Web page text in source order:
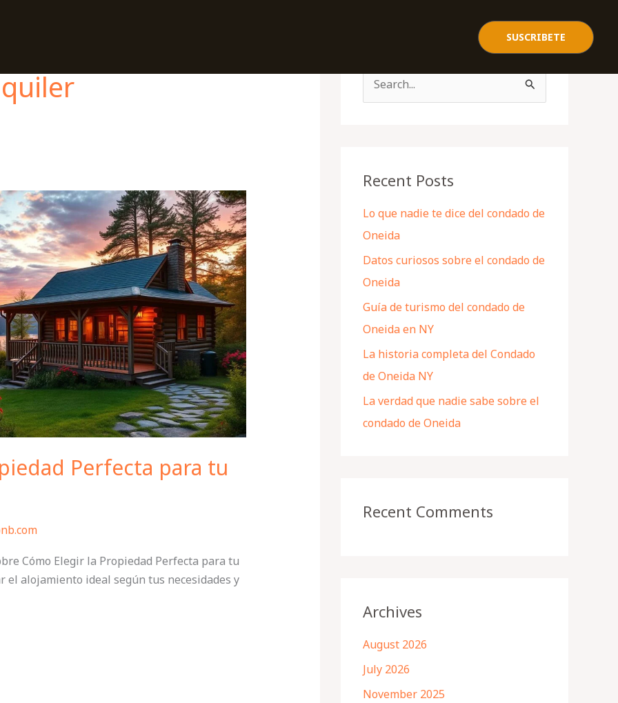
SUSCRIBETE
Perfecta para tu
Cómo Elegir la Propiedad Perfecta para tu
el alojamiento ideal según tus necesidades y
c
f
o
r
:
Recent Posts
Lo que nadie te dice del condado de
Oneida
Datos curiosos sobre el condado de
Oneida
Guía de turismo del condado de
Oneida en NY
La historia completa del Condado
de Oneida NY
La verdad que nadie sabe sobre el
condado de Oneida
Recent Comments
Archives
August 2026
July 2026
November 2025